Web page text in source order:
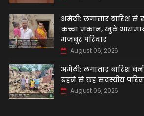
अमेठी: लगातार बारिश से
कच्चा मकान, खुले
मजबूर परिवार
August 06, 2026
अमेठी: लगातार बारिश
ढहने से छह सदस्यीय
August 06, 2026